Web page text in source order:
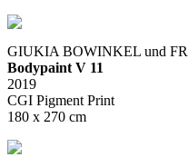
GIUKIA BOWINKEL und
Bodypaint V 11
2019
CGI Pigment Print
180 x 270 cm